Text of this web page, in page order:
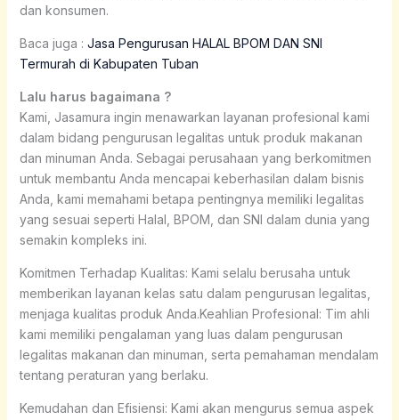
dan konsumen.
Baca juga : Jasa Pengurusan HALAL BPOM DAN SNI
Termurah di Kabupaten Tuban
Lalu harus bagaimana ?
Kami, Jasamura ingin menawarkan layanan profesional kami
dalam bidang pengurusan legalitas untuk produk makanan
dan minuman Anda. Sebagai perusahaan yang berkomitmen
untuk membantu Anda mencapai keberhasilan dalam bisnis
Anda, kami memahami betapa pentingnya memiliki legalitas
yang sesuai seperti Halal, BPOM, dan SNI dalam dunia yang
semakin kompleks ini.
Komitmen Terhadap Kualitas: Kami selalu berusaha untuk
memberikan layanan kelas satu dalam pengurusan legalitas,
menjaga kualitas produk Anda.Keahlian Profesional: Tim ahli
kami memiliki pengalaman yang luas dalam pengurusan
legalitas makanan dan minuman, serta pemahaman mendalam
tentang peraturan yang berlaku.
Kemudahan dan Efisiensi: Kami akan mengurus semua aspek